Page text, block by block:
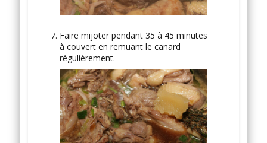
Faire mijoter pendant 35 à 45 minutes
à couvert en remuant le canard
régulièrement.